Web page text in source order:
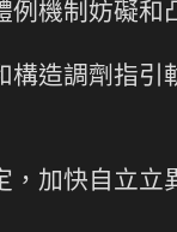
機制妨礙和
造調劑指
加快自立立